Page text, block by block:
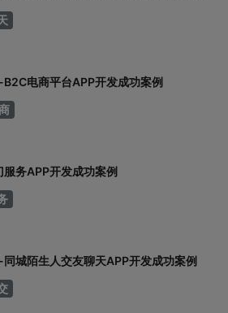
电商平台APP开发成功案例
服务APP开发成功案例
城陌生人交友聊天APP开发成功案例